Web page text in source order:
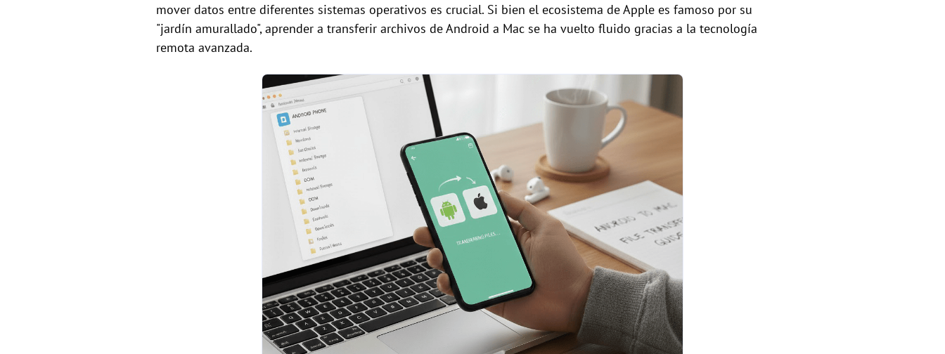
mover datos entre diferentes sistemas operativos es crucial. Si bien el ecosistema de Apple es famoso por su
"jardín amurallado", aprender a transferir archivos de Android a Mac se ha vuelto fluido gracias a la tecnología
remota avanzada.